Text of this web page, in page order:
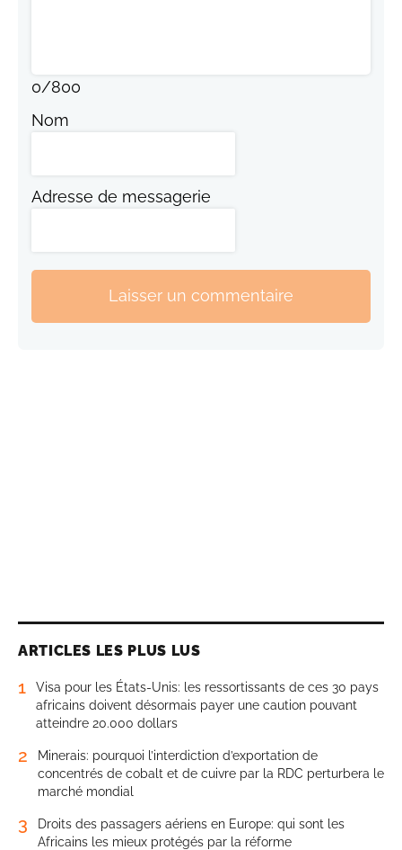
0/800
Nom
Adresse de messagerie
Laisser un commentaire
ARTICLES LES PLUS LUS
1
Visa pour les États-Unis: les ressortissants de ces 30 pays
africains doivent désormais payer une caution pouvant
atteindre 20.000 dollars
2
Minerais: pourquoi l’interdiction d’exportation de
concentrés de cobalt et de cuivre par la RDC perturbera le
marché mondial
3
Droits des passagers aériens en Europe: qui sont les
Africains les mieux protégés par la réforme